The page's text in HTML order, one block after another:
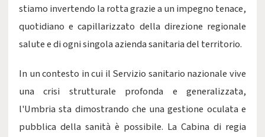
stiamo invertendo la rotta grazie a un impegno tenace,
quotidiano e capillarizzato della direzione regionale
salute e di ogni singola azienda sanitaria del territorio.
In un contesto in cui il Servizio sanitario nazionale vive
una crisi strutturale profonda e generalizzata,
l'Umbria sta dimostrando che una gestione oculata e
pubblica della sanità è possibile. La Cabina di regia